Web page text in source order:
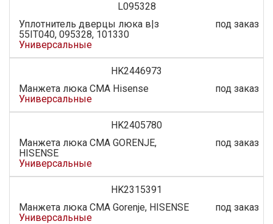
L095328
Уплотнитель дверцы люка в|з
55IT040, 095328, 101330
Универсальные
под заказ
HK2446973
Манжета люка СМА Hisense
Универсальные
под заказ
HK2405780
Манжета люка СМА GORENJE,
HISENSE
Универсальные
под заказ
HK2315391
Манжета люка СМА Gorenje, HISENSE
Универсальные
под заказ